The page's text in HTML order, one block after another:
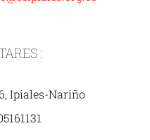
:
Ipiales-Nariño